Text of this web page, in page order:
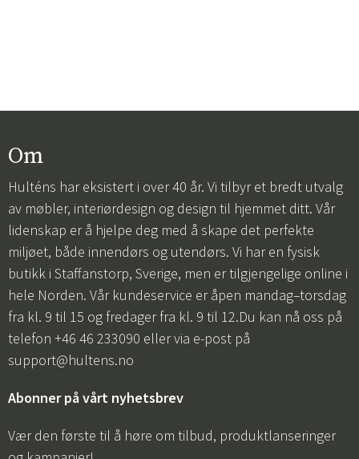
Om
Hulténs har eksistert i over 40 år. Vi tilbyr et bredt utvalg
av møbler, interiørdesign og design til hjemmet ditt. Vår
lidenskap er å hjelpe deg med å skape det perfekte
miljøet, både innendørs og utendørs. Vi har en fysisk
butikk i Staffanstorp, Sverige, men er tilgjengelige online i
hele Norden. Vår kundeservice er åpen mandag–torsdag
fra kl. 9 til 15 og fredager fra kl. 9 til 12.Du kan nå oss på
telefon +46 46 233090 eller via e-post på
support@hultens.no
Abonner på vårt nyhetsbrev
Vær den første til å høre om tilbud, produktlanseringer